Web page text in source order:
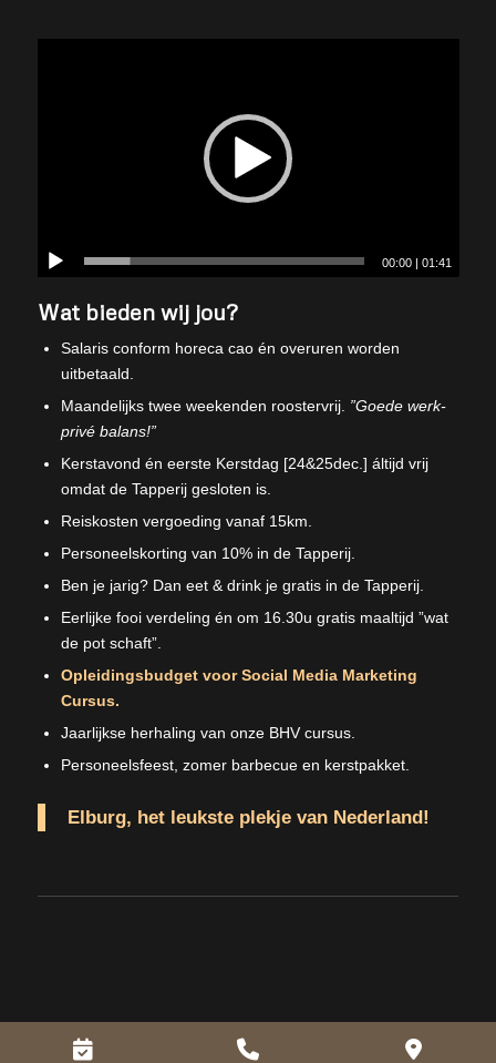
00:00 |01:41
Wat bieden wij jou?
Salaris conform horeca cao én overuren worden
uitbetaald.
Maandelijks twee weekenden roostervrij. ”Goede werk-
privé balans!”
Kerstavond én eerste Kerstdag [24&25dec.] áltijd vrij
omdat de Tapperij gesloten is.
Reiskosten vergoeding vanaf 15km.
Personeelskorting van 10% in de Tapperij.
Ben je jarig? Dan eet & drink je gratis in de Tapperij.
Eerlijke fooi verdeling én om 16.30u gratis maaltijd ”wat
de pot schaft”.
Opleidingsbudget voor Social Media Marketing
Cursus.
Jaarlijkse herhaling van onze BHV cursus.
Personeelsfeest, zomer barbecue en kerstpakket.
Elburg, het leukste plekje van Nederland!